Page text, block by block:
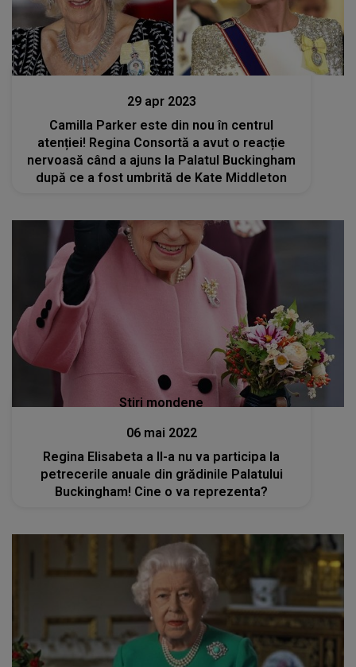
Stiri
29 apr 2023
Camilla Parker este din nou în centrul
atenției! Regina Consortă a avut o reacție
nervoasă când a ajuns la Palatul Buckingham
după ce a fost umbrită de Kate Middleton
Stiri mondene
06 mai 2022
Regina Elisabeta a II-a nu va participa la
petrecerile anuale din grădinile Palatului
Buckingham! Cine o va reprezenta?